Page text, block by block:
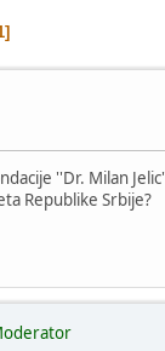
''Dr. Milan
Republike Srbije?